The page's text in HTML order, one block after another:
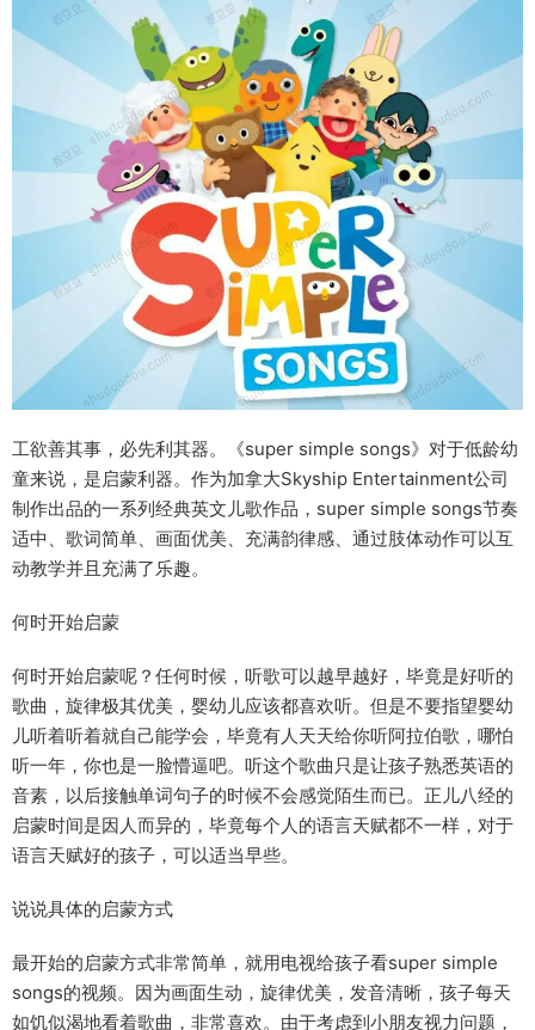
工欲善其事，必先利其器。《super simple songs》对于低龄幼
童来说，是启蒙利器。作为加拿大Skyship Entertainment公司
制作出品的一系列经典英文儿歌作品，super simple songs节奏
适中、歌词简单、画面优美、充满韵律感、通过肢体动作可以互
动教学并且充满了乐趣。
何时开始启蒙
何时开始启蒙呢？任何时候，听歌可以越早越好，毕竟是好听的
歌曲，旋律极其优美，婴幼儿应该都喜欢听。但是不要指望婴幼
儿听着听着就自己能学会，毕竟有人天天给你听阿拉伯歌，哪怕
听一年，你也是一脸懵逼吧。听这个歌曲只是让孩子熟悉英语的
音素，以后接触单词句子的时候不会感觉陌生而已。正儿八经的
启蒙时间是因人而异的，毕竟每个人的语言天赋都不一样，对于
语言天赋好的孩子，可以适当早些。
说说具体的启蒙方式
最开始的启蒙方式非常简单，就用电视给孩子看super simple
songs的视频。因为画面生动，旋律优美，发音清晰，孩子每天
如饥似渴地看着歌曲，非常喜欢。由于考虑到小朋友视力问题，